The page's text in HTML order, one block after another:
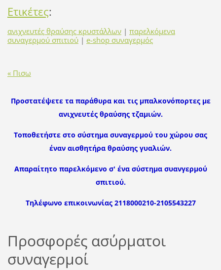
Ετικέτες:
ανιχνευτές θραύσης κρυστάλλων | παρελκόμενα
συναγερμού σπιτιού | e-shop συναγερμός
« Πισω
Προστατέψετε τα παράθυρα και τις μπαλκονόπορτες με
ανιχνευτές θραύσης τζαμιών.
Τοποθετήστε στο σύστημα συναγερμού του χώρου σας
έναν αισθητήρα θραύσης γυαλιών.
Απαραίτητο παρελκόμενο σ' ένα σύστημα συανγερμού
σπιτιού.
Τηλέφωνο επικοινωνίας 2118000210-2105543227
Προσφορές ασύρματοι
συναγερμοί